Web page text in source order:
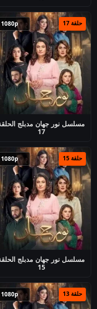
حلقة 17 1080p
مسلسل نور جهان مدبلج
17
حلقة 15 1080p
مسلسل نور جهان مدبلج
15
حلقة 13 1080p